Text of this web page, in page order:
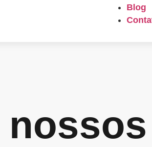
Blog